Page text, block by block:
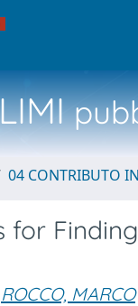
04 CONTRIBUTO
for
ROCCO, MARCO